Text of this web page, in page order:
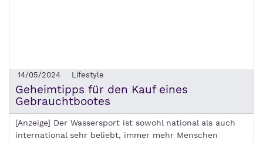
14/05/2024 Lifestyle
Geheimtipps für den Kauf eines
Gebrauchtbootes
[Anzeige] Der Wassersport ist sowohl national als auch
international sehr beliebt, immer mehr Menschen